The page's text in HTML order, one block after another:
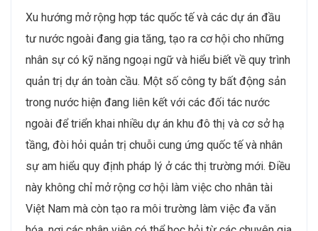
không chỉ giúp doanh nghiệp tối ưu hóa quá trình thiết
giữa các đội ngũ liên quan, từ kiến trúc sư, kỹ sư đến
nhà thầu thi công. Tự động hóa trong thi công, như sử
dụng máy móc xây dựng thông minh, robot trong lắp
ráp và in 3D vật liệu, cũng đang trở nên phổ biến, giúp
tăng năng suất và giảm thiểu rủi ro trong công trình​.
Nhìn chung, xu hướng này không chỉ giúp giảm chi phí
vận hành mà còn tăng độ chính xác và minh bạch trong